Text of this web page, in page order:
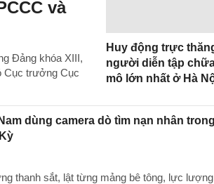
và
Đảng khóa XIII,
Cục trưởng Cục
Huy động trực
người diễn tập
mô lớn nhất ở Hà
dùng camera dò tìm nạn nhân
thanh sắt, lật từng mảng bê tông, lực